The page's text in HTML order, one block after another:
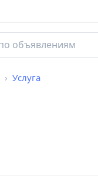
Услуга